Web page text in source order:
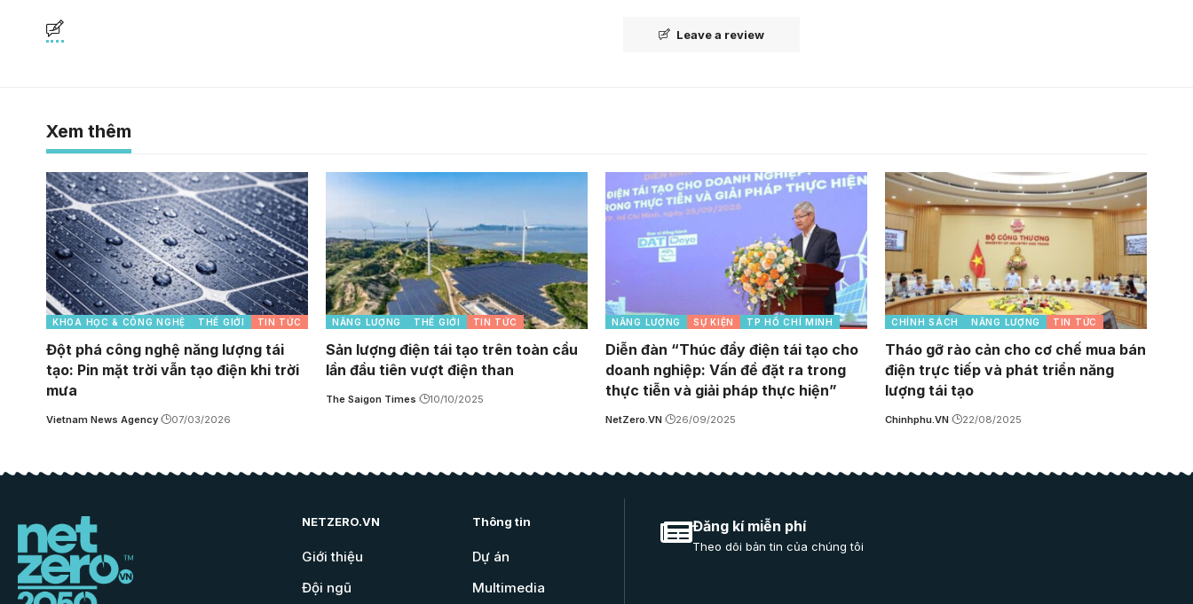
Leave a review
Xem thêm
KHOA HỌC & CÔNG NGHỆ THẾ GIỚI TIN TỨC
Đột phá công nghệ năng lượng tái
tạo: Pin mặt trời vẫn tạo điện khi trời
mưa
Vietnam News Agency 07/03/2026
NĂNG LƯỢNG THẾ GIỚI TIN TỨC
Sản lượng điện tái tạo trên toàn cầu
lần đầu tiên vượt điện than
The Saigon Times 10/10/2025
NĂNG LƯỢNG SỰ KIỆN TP HỒ CHÍ MINH
Diễn đàn “Thúc đẩy điện tái tạo cho
doanh nghiệp: Vấn đề đặt ra trong
thực tiễn và giải pháp thực hiện”
NetZero.VN 26/09/2025
CHÍNH SÁCH NĂNG LƯỢNG TIN TỨC
Tháo gỡ rào cản cho cơ chế mua bán
điện trực tiếp và phát triển năng
lượng tái tạo
Chinhphu.VN 22/08/2025
NETZERO.VN
Giới thiệu
Đội ngũ
Thông tin
Dự án
Multimedia
Đăng kí miễn phí
Theo dõi bản tin của chúng tôi